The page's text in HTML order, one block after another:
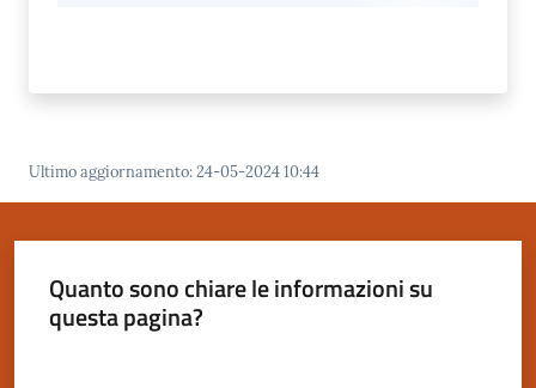
Ultimo aggiornamento:24-05-2024 10:44
Quanto sono chiare le informazioni su
questa pagina?